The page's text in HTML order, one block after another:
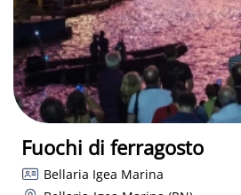
Fuochi di ferragosto
Bellaria Igea Marina